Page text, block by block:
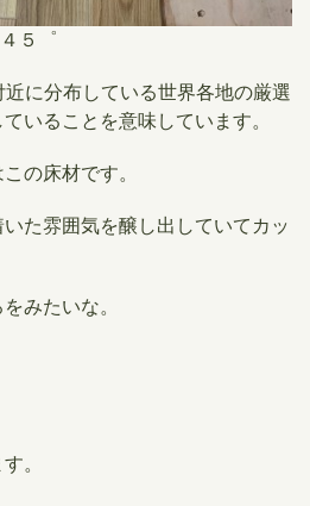
５゜
に分布している世界各地の厳選
いることを意味しています。
の床材です。
た雰囲気を醸し出していて カッ
みたいな。
。